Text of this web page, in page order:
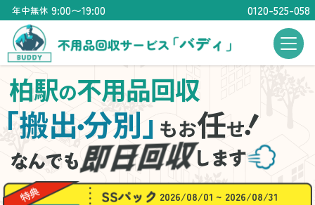
年中無休 9:00〜19:00 0120-525-058
柏駅の不用品回収
搬出・分別」もお任せ
！
2026/08/01 ~ 2026/08/31